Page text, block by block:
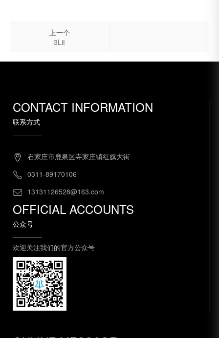
上一个
3LⅡ
CONTACT INFORMATION
联系方式
石家庄市鹿泉区寺家庄镇红旗大街
0311-89170106
13131126528@163.com
OFFICIAL ACCOUNTS
公众号
欢迎关注我们的官方公众号